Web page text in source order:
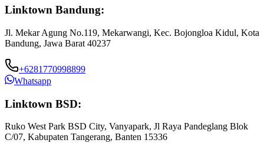
Linktown Bandung:
Jl. Mekar Agung No.119, Mekarwangi, Kec. Bojongloa Kidul, Kota
Bandung, Jawa Barat 40237
+6281770998899
Whatsapp
Linktown BSD:
Ruko West Park BSD City, Vanyapark, Jl Raya Pandeglang Blok
C/07, Kabupaten Tangerang, Banten 15336